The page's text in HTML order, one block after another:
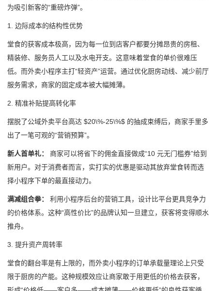
为吸引新客的“重磅炸弹”。
1. 边际成本的结构性优势
堂食的获客成本极高，因为每一位到店客户都要分摊昂贵的房租、
精装修、服务员人工以及水电开支。这意味着堂食的单价很难压
低。而外卖小程序主打“轻资产”运营。通过优化厨房动线、减少前厅
服务需求，商家的固定成本被大幅摊薄。
2. 精准补贴提高转化率
摆脱了公域外卖平台高达 $20\%-25\%$ 的抽成束缚后，商家手里多
出了一笔可观的“营销预算”。
新人首单礼：
商家可以将省下的佣金直接做成“10 元无门槛券”给到
新用户。对于消费者而言，实打实的优惠是驱动其放弃堂食转而选
择小程序下单的最直接动力。
满减组合拳：
利用小程序后台的营销工具，设计比平台更具竞争力
的价格体系。这种“高性价比”的品牌认知一旦建立，获客将变得顺水
推舟。
3. 提升资产周转率
堂食的翻台率是有上限的，而外卖小程序的订单承载量理论上只受
限于厨房的产能。这种规模效应让商家敢于用更低的价格去获客，